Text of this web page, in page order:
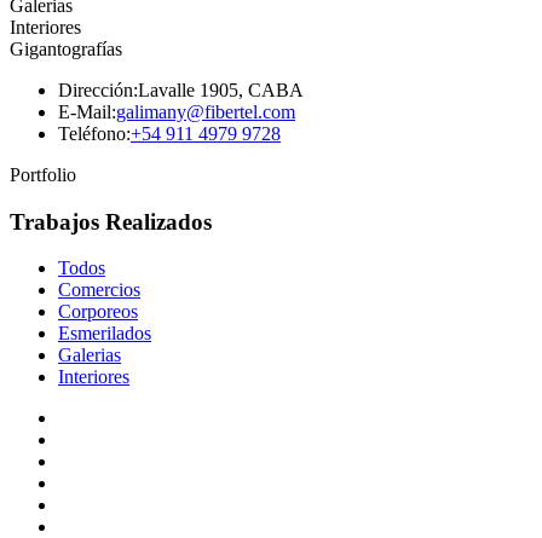
Galerias
Interiores
Gigantografías
Dirección:Lavalle 1905, CABA
E-Mail:galimany@fibertel.com
Teléfono:+54 911 4979 9728
Portfolio
Trabajos Realizados
Todos
Comercios
Corporeos
Esmerilados
Galerias
Interiores